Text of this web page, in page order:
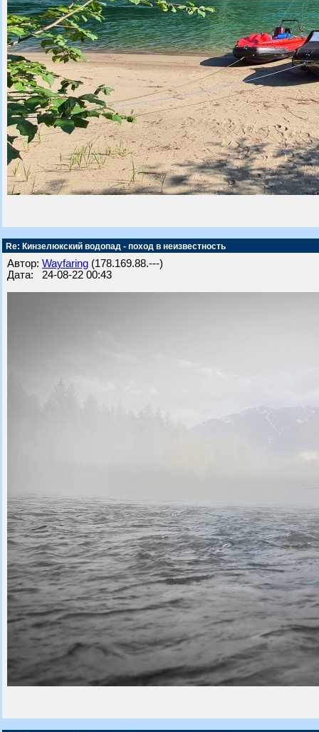
Re: Кинзелюкский водопад - поход в неизвестность
Автор: Wayfaring (178.169.88.---)
Дата: 24-08-22 00:43